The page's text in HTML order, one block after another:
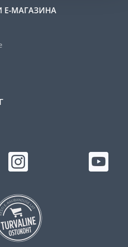
Е-МАГАЗИНА